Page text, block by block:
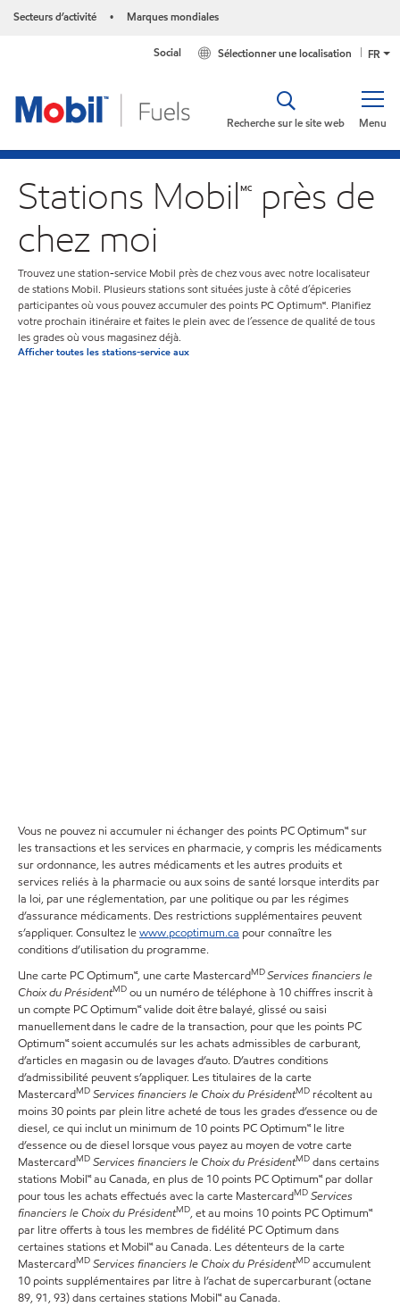
Secteurs d’activité • Marques mondiales
FR
Sélectionner une localisation
Social
Menu
Recherche sur le site web
Stations Mobil🅪 près de
chez moi
Trouvez une station-service Mobil près de chez vous avec notre localisateur
de stations Mobil. Plusieurs stations sont situées juste à côté d’épiceries
participantes où vous pouvez accumuler des points PC Optimum🅪. Planifiez
votre prochain itinéraire et faites le plein avec de l’essence de qualité de tous
les grades où vous magasinez déjà.
Afficher toutes les stations-service aux
Vous ne pouvez ni accumuler ni échanger des points PC Optimum🅪 sur
les transactions et les services en pharmacie, y compris les médicaments
sur ordonnance, les autres médicaments et les autres produits et
services reliés à la pharmacie ou aux soins de santé lorsque interdits par
la loi, par une réglementation, par une politique ou par les régimes
d’assurance médicaments. Des restrictions supplémentaires peuvent
s’appliquer. Consultez lewww.pcoptimum.ca pour connaître les
conditions d’utilisation du programme.
Une carte PC Optimum🅪, une carte MastercardMDServices financiers le
Choix du PrésidentMD ou un numéro de téléphone à 10 chiffres inscrit à
un compte PC Optimum🅪 valide doit être balayé, glissé ou saisi
manuellement dans le cadre de la transaction, pour que les points PC
Optimum🅪 soient accumulés sur les achats admissibles de carburant,
d’articles en magasin ou de lavages d’auto. D’autres conditions
d’admissibilité peuvent s’appliquer. Les titulaires de la carte
MastercardMD Services financiers le Choix du PrésidentMD récoltent au
moins 30 points par plein litre acheté de tous les grades d’essence ou de
diesel, ce qui inclut un minimum de 10 points PC Optimum🅪 le litre
d’essence ou de diesel lorsque vous payez au moyen de votre carte
MastercardMD Services financiers le Choix du PrésidentMD dans certains
stations Mobil🅪 au Canada, en plus de 10 points PC Optimum🅪 par dollar
pour tous les achats effectués avec la carte MastercardMD Services
financiers le Choix du PrésidentMD, et au moins 10 points PC Optimum🅪
par litre offerts à tous les membres de fidélité PC Optimum dans
certaines stations et Mobil🅪 au Canada. Les détenteurs de la carte
MastercardMD Services financiers le Choix du PrésidentMD accumulent
10 points supplémentaires par litre à l’achat de supercarburant (octane
89, 91, 93) dans certaines stations Mobil🅪 au Canada.